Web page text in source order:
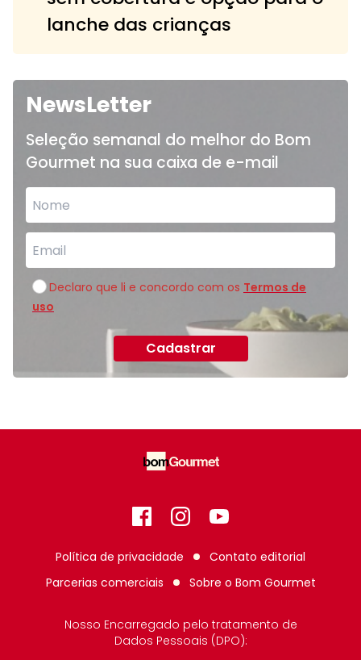
lanche das crianças
NewsLetter
Seleção semanal do melhor do Bom
Gourmet na sua caixa de e-mail
Declaro que li e concordo com os Termos de
uso
Cadastrar
FacebookInstagram
GitHub
Política de privacidade
Contato editorial
Parcerias comerciais
Sobre o Bom Gourmet
Nosso Encarregado pelo tratamento de
Dados Pessoais (DPO):